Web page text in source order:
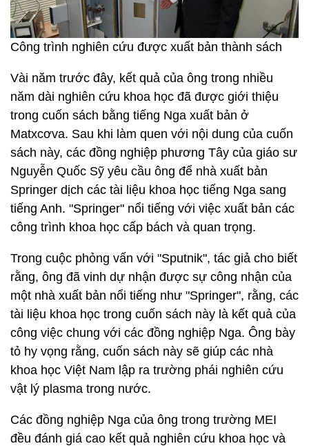
Công trình nghiên cứu được xuất bản thành sách
Vài năm trước đây, kết quả của ông trong nhiều
năm dài nghiên cứu khoa học đã được giới thiệu
trong cuốn sách bằng tiếng Nga xuất bản ở
Matxcơva. Sau khi làm quen với nội dung của cuốn
sách này, các đồng nghiệp phương Tây của giáo sư
Nguyễn Quốc Sỹ yêu cầu ông để nhà xuất bản
Springer dịch các tài liệu khoa học tiếng Nga sang
tiếng Anh. "Springer" nổi tiếng với việc xuất bản các
công trình khoa học cấp bách và quan trọng.
Trong cuộc phỏng vấn với "Sputnik", tác giả cho biết
rằng, ông đã vinh dự nhận được sự công nhận của
một nhà xuất bản nổi tiếng như "Springer", rằng, các
tài liệu khoa học trong cuốn sách này là kết quả của
công việc chung với các đồng nghiệp Nga. Ông bày
tỏ hy vọng rằng, cuốn sách này sẽ giúp các nhà
khoa học Việt Nam lập ra trường phái nghiên cứu
vật lý plasma trong nước.
Các đồng nghiệp Nga của ông trong trường MEI
đều đánh giá cao kết quả nghiên cứu khoa học và